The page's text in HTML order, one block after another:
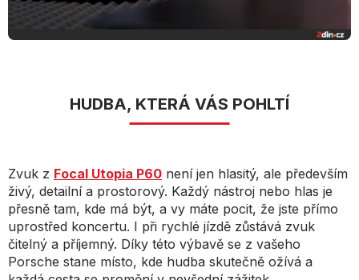
HUDBA, KTERÁ VÁS POHLTÍ
Zvuk z Focal Utopia P60 není jen hlasitý, ale především
živý, detailní a prostorový. Každý nástroj nebo hlas je
přesně tam, kde má být, a vy máte pocit, že jste přímo
uprostřed koncertu. I při rychlé jízdě zůstává zvuk
čitelný a příjemný. Díky této výbavě se z vašeho
Porsche stane místo, kde hudba skutečně ožívá a